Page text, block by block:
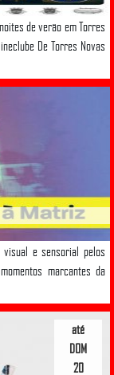
de verão em Torres
De Torres Novas
visual e sensorial pelos
marcantes da
até
DOM
20